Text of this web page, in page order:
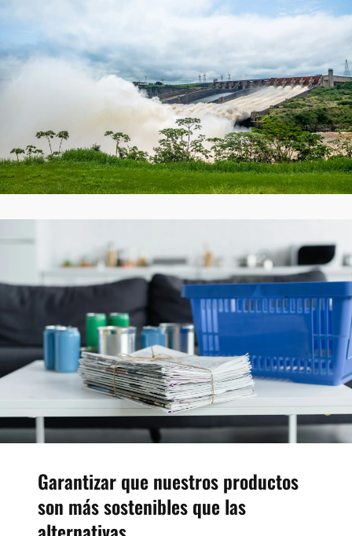
Garantizar que nuestros productos
son más sostenibles que las